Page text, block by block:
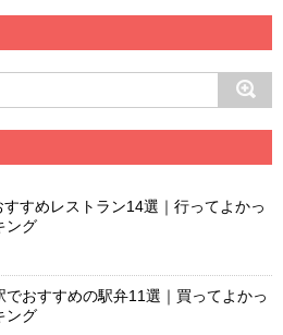
すすめレストラン14選｜行ってよかっ
ング
でおすすめの駅弁11選｜買ってよかっ
ング